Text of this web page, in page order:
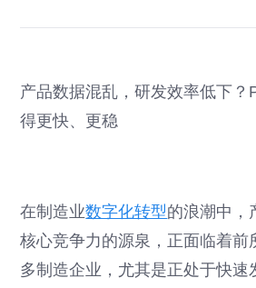
产品数据混乱，研发效率低下？
得更快、更稳
在制造业数字化转型的浪潮中，
核心竞争力的源泉，正面临着前
多制造企业，尤其是正处于快速